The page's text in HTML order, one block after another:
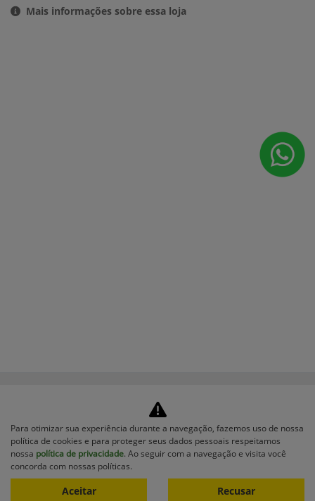
Para otimizar sua experiência durante a navegação, fazemos uso de nossa
política de cookies e para proteger seus dados pessoais respeitamos
nossa política de privacidade. Ao seguir com a navegação e visita você
concorda com nossas políticas.
Aceitar Recusar